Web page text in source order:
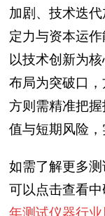
加剧、技术迭
定力与资本运
以技术创新为
布局为突破口
方则需精准把
值与短期风险，
如需了解更多测
可以点击查看
年测试仪器行